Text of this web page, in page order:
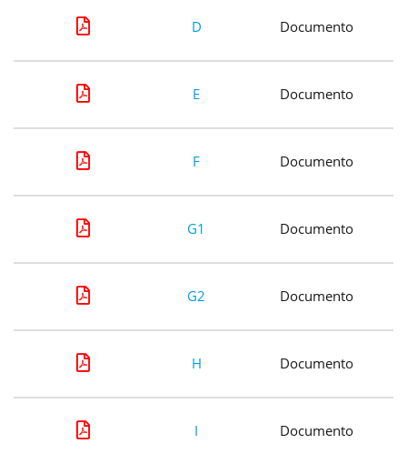
D Documento
E Documento
F Documento
G1 Documento
G2 Documento
H Documento
I Documento